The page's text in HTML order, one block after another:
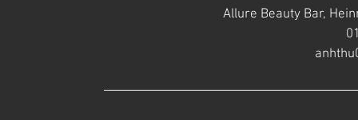
Allure Beauty Bar,